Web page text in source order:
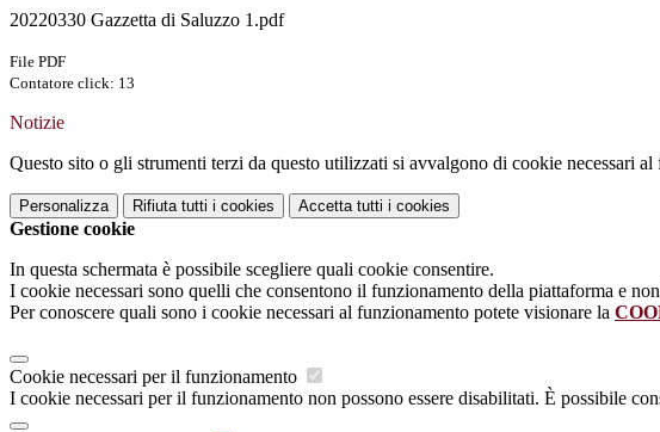
20220330 Gazzetta di Saluzzo 1.pdf
File PDF
Contatore click: 13
Notizie
Questo sito o gli strumenti terzi da questo utilizzati si avvalgono di cookie necessari
Personalizza Rifiuta tutti i cookies Accetta tutti i cookies
Gestione cookie
In questa schermata è possibile scegliere quali cookie consentire.
I cookie necessari sono quelli che consentono il funzionamento della piattaforma e
Per conoscere quali sono i cookie necessari al funzionamento potete visionare la
Cookie necessari per il funzionamento
I cookie necessari per il funzionamento non possono essere disabilitati. È possibile